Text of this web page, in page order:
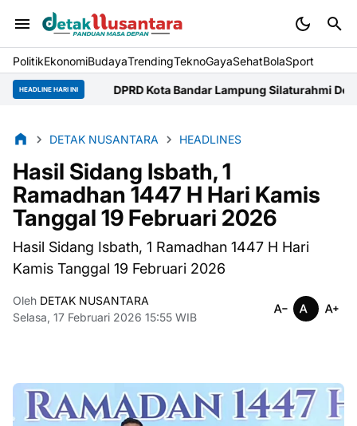
PolitikEkonomiBudayaTrendingTeknoGayaSehatBolaSport
HEADLINE HARI INIDPRD Kota Bandar Lampung Silaturahmi Dengan
DETAK NUSANTARA HEADLINES
Hasil Sidang Isbath, 1
Ramadhan 1447 H Hari Kamis
Tanggal 19 Februari 2026
Hasil Sidang Isbath, 1 Ramadhan 1447 H Hari
Kamis Tanggal 19 Februari 2026
Oleh DETAK NUSANTARA
Selasa, 17 Februari 2026 15:55 WIB